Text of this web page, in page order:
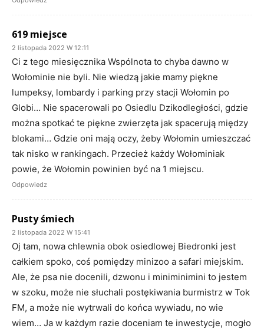
619 miejsce
2 listopada 2022 W 12:11
Ci z tego miesięcznika Wspólnota to chyba dawno w
Wołominie nie byli. Nie wiedzą jakie mamy piękne
lumpeksy, lombardy i parking przy stacji Wołomin po
Globi… Nie spacerowali po Osiedlu Dzikodległości, gdzie
można spotkać te piękne zwierzęta jak spacerują między
blokami… Gdzie oni mają oczy, żeby Wołomin umieszczać
tak nisko w rankingach. Przecież każdy Wołominiak
powie, że Wołomin powinien być na 1 miejscu.
Odpowiedz
Pusty śmiech
2 listopada 2022 W 15:41
Oj tam, nowa chlewnia obok osiedlowej Biedronki jest
całkiem spoko, coś pomiędzy minizoo a safari miejskim.
Ale, że psa nie docenili, dzwonu i miniminimini to jestem
w szoku, może nie słuchali postękiwania burmistrz w Tok
FM, a może nie wytrwali do końca wywiadu, no wie
wiem… Ja w każdym razie doceniam te inwestycje, mogło